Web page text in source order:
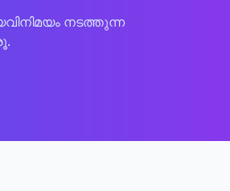
നടത്തുന്ന